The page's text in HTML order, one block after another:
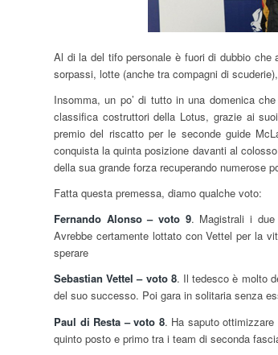
Al di la del tifo personale è fuori di dubbio
sorpassi, lotte (anche tra compagni di
Insomma, un po’ di tutto in una domenica
classifica costruttori della Lotus, grazie ai
premio del riscatto per le seconde guide
conquista la quinta posizione davanti al
della sua grande forza recuperando numerose
Fatta questa premessa, diamo qualche voto:
Fernando Alonso – voto 9. Magistrali i due
Avrebbe certamente lottato con Vettel per la
sperare
Sebastian Vettel – voto 8. Il tedesco è molto
del suo successo. Poi gara in solitaria senza
Paul di Resta – voto 8. Ha saputo
quinto posto e primo tra i team di seconda